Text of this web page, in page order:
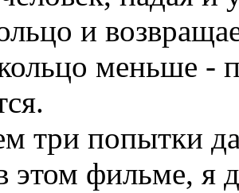
и
меньше -
три попытки
этом фильме, я